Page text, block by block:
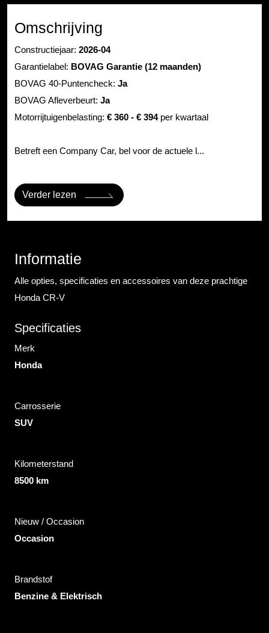
Omschrijving
Constructiejaar: 2026-04
Garantielabel: BOVAG Garantie (12 maanden)
BOVAG 40-Puntencheck: Ja
BOVAG Afleverbeurt: Ja
Motorrijtuigenbelasting: € 360 - € 394per kwartaal
Betreft een Company Car, bel voor de actuele l...
Verder lezen
Informatie
Alle opties, specificaties en accessoires van deze prachtige
Honda CR-V
Specificaties
Merk
Honda
Carrosserie
SUV
Kilometerstand
8500 km
Nieuw / Occasion
Occasion
Brandstof
Benzine & Elektrisch